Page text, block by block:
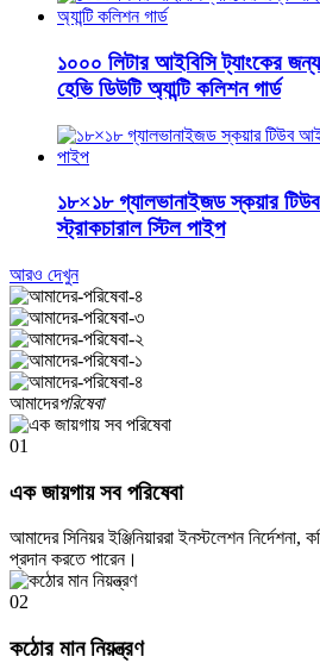
১০০০ লিটার আইবিসি ট্যাংকের
হেভি ডিউটি ​​অ্যান্টি কলিশন গার্ড
১৮×১৮ গ্যালভানাইজড স্কয়ার
স্ট্রাকচারাল স্টিল পাইপ
আরও দেখুন
আমাদেরপরিষেবা
01
এক জায়গায় সব পরিষেবা
আমাদের সিনিয়র ইঞ্জিনিয়াররা ইনস্টলেশন নির্দেশনা,
প্রদান করতে পারেন।
02
কঠোর মান নিয়ন্ত্রণ